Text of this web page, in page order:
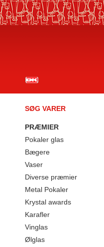
SØG VARER
PRÆMIER
Pokaler glas
Bægere
Vaser
Diverse præmier
Metal Pokaler
Krystal awards
Karafler
Vinglas
Ølglas